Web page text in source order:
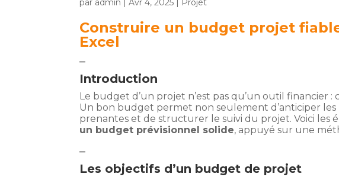
par admin |Avr 4, 2025 Projet
Construire un budget projet
Excel
–
Introduction
Le budget d’un projet n’est pas qu’un outil financier :
Un bon budget permet non seulement d’anticiper les
prenantes et de structurer le suivi du projet. Voici les
un budget prévisionnel solide, appuyé sur une
–
Les objectifs d’un budget de projet